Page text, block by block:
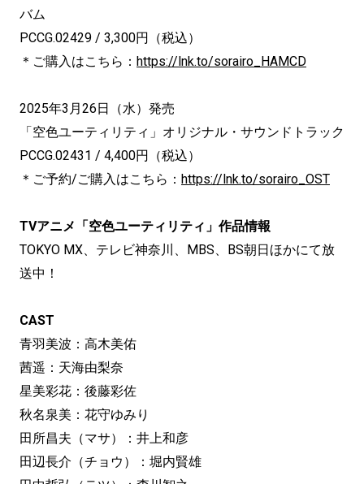
バム
PCCG.02429 / 3,300円（税込）
＊ご購入はこちら： https://lnk.to/sorairo_HAMCD
2025年3月26日（水）発売
「空色ユーティリティ」オリジナル・サウンドトラック
PCCG.02431 / 4,400円（税込）
＊ご予約/ご購入はこちら： https://lnk.to/sorairo_OST
TVアニメ「空色ユーティリティ」作品情報
TOKYO MX、テレビ神奈川、MBS、BS朝日ほかにて放
送中！
CAST
青羽美波：高木美佑
茜遥：天海由梨奈
星美彩花：後藤彩佐
秋名泉美：花守ゆみり
田所昌夫（マサ）：井上和彦
田辺長介（チョウ）：堀内賢雄